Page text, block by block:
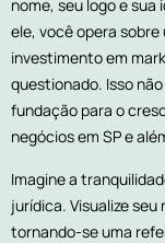
nome, seu logo e
ele, você opera
investimento em
questionado. Isso
fundação para o
negócios em SP e
Imagine a
jurídica. Visualize
tornando-se uma